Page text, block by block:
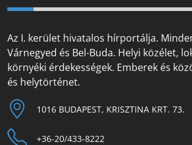
Az I. kerület hivatalos hírportálja.
Várnegyed és Bel-Buda. Helyi közélet,
környéki érdekességek. Emberek és
és helytörténet.
1016 BUDAPEST, KRISZTINA KRT. 73.
+36-20/433-8222